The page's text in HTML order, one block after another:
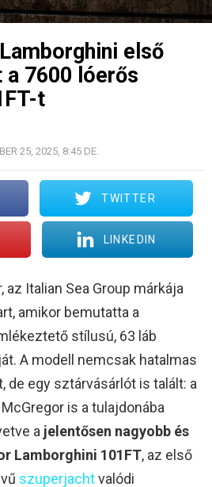
első
7600 lóerős
t
25, 2025, 8:45 DE.
TWITTER
LINKEDIN
az Italian Sea Group márkája
amikor bemutatta a
stílusú, 63 láb
A modell nemcsak hatalmas
de egy sztárvásárlót is talált: a
is a tulajdonába
a jelentősen nagyobb és
Lamborghini 101FT, az első
szuperjachtvalódi